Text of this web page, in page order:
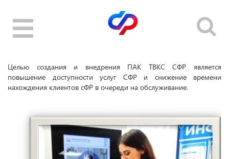
Toggle
navigation
Целью создания и внедрения ПАК ТВКС СФР является
повышение доступности услуг СФР и снижение времени
нахождения клиентов сФР в очереди на обслуживание.